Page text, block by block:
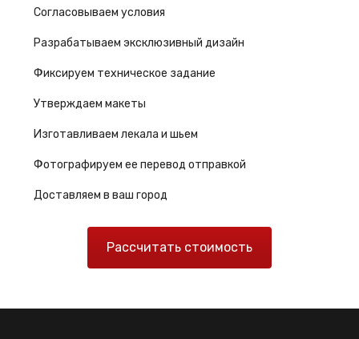
Согласовываем условия
Разрабатываем эксклюзивный дизайн
Фиксируем техническое задание
Утверждаем макеты
Изготавливаем лекала и шьем
Фотографируем ее перевод отправкой
Доставляем в ваш город
Рассчитать стоимость